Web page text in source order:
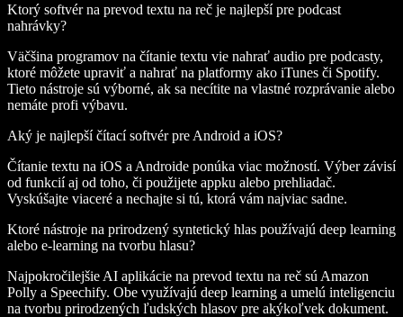
Ktorý softvér na prevod textu na reč je najlepší pre podcast
nahrávky?
Väčšina programov na čítanie textu vie nahrať audio pre podcasty,
ktoré môžete upraviť a nahrať na platformy ako iTunes či Spotify.
Tieto nástroje sú výborné, ak sa necítite na vlastné rozprávanie alebo
nemáte profi výbavu.
Aký je najlepší čítací softvér pre Android a iOS?
Čítanie textu na iOS a Androide ponúka viac možností. Výber závisí
od funkcií aj od toho, či použijete appku alebo prehliadač.
Vyskúšajte viaceré a nechajte si tú, ktorá vám najviac sadne.
Ktoré nástroje na prirodzený syntetický hlas používajú deep learning
alebo e-learning na tvorbu hlasu?
Najpokročilejšie AI aplikácie na prevod textu na reč sú Amazon
Polly a Speechify. Obe využívajú deep learning a umelú inteligenciu
na tvorbu prirodzených ľudských hlasov pre akýkoľvek dokument.